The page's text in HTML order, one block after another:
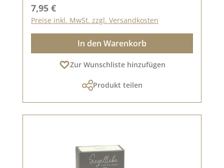
Regulärer Preis:
7,95 €
Preise inkl. MwSt. zzgl. Versandkosten
In den Warenkorb
Zur Wunschliste hinzufügen
Produkt teilen